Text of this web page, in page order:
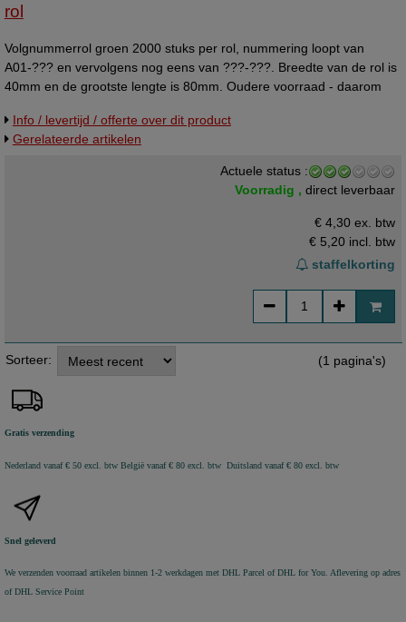
rol
Volgnummerrol groen 2000 stuks per rol, nummering loopt van
A01-??? en vervolgens nog eens van ???-???. Breedte van de rol is
40mm en de grootste lengte is 80mm. Oudere voorraad - daarom
lang de voorraad strekt.
Info / levertijd / offerte over dit product
Gerelateerde artikelen
Actuele status :
Voorradig ,direct leverbaar
€ 4,30 ex. btw
€ 5,20 incl. btw
staffelkorting
Sorteer: (1 pagina's)
Gratis verzending
Nederland vanaf € 50 excl. btwBelgië vanaf € 80 excl. btw Duitsland vanaf € 80 excl. btw
Snel geleverd
We verzenden voorraad artikelen binnen 1-2 werkdagen met DHL Parcel of DHL for You. Aflevering op adres
of DHL Service Point